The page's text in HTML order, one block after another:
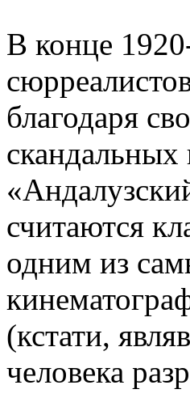
В конце
благодаря
считаются
одним из
(кстати,
человека